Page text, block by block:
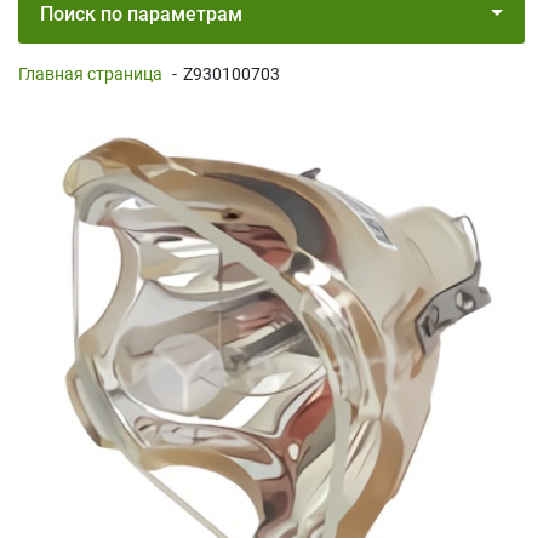
Поиск по параметрам
Главная страница - Z930100703